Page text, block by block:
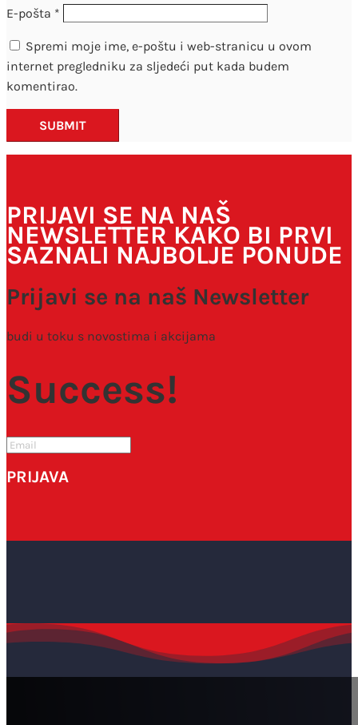
E-pošta *
Spremi moje ime, e-poštu i web-stranicu u ovom
internet pregledniku za sljedeći put kada budem
komentirao.
SUBMIT
PRIJAVI SE NA NAŠ
NEWSLETTER KAKO BI PRVI
SAZNALI NAJBOLJE PONUDE
Prijavi se na naš Newsletter
budi u toku s novostima i akcijama
Success!
PRIJAVA